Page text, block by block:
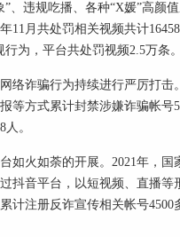
、违规吃播、各种“X媛”高颜
11月共处罚相关视频共计
为，平台共处罚视频2.5万条。
络诈骗行为持续进行严厉打击
等方式累计封禁涉嫌诈骗帐号
。
如火如荼的开展。2021年，国
抖音平台，以短视频、直播等
计注册反诈宣传相关帐号